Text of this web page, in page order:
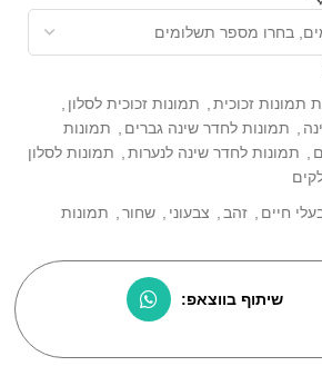
תמונות זכוכית תמונות זכוכית לסלון
תמונות לחדר שינה גברים
תמונות
תמונות לחדר שינה לנערות
תמונות לסלון
חיים זהב צבעוני שחור
תמונות
שיתוף בווצאפ: